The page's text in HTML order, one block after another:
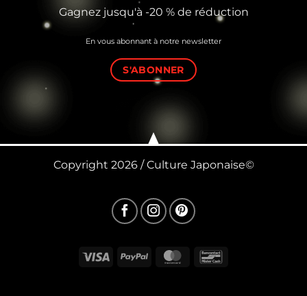
Gagnez jusqu'à -20 % de réduction
En vous abonnant à notre newsletter
S'ABONNER
Copyright 2026 / Culture Japonaise©
Visa PayPal MasterCard